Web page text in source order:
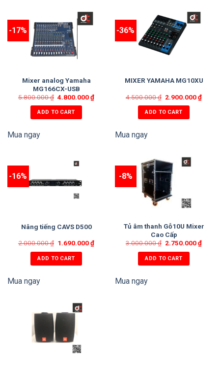
-17%
Mixer analog Yamaha
MG166CX-USB
5.800.000₫ 4.800.000₫
ADD TO CART
Mua ngay
-36%
MIXER YAMAHA MG10XU
4.500.000₫ 2.900.000₫
ADD TO CART
Mua ngay
-16%
Nâng tiếng CAVS D500
2.000.000₫ 1.690.000₫
ADD TO CART
Mua ngay
-8%
Tủ âm thanh Gỗ10U Mixer
Cao Cấp
3.000.000₫ 2.750.000₫
ADD TO CART
Mua ngay